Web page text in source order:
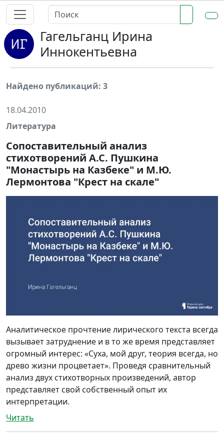
Гагельганц Ирина
Иннокентьевна
Найдено публикаций: 3
18.04.2010
Литература
Сопоставительный анализ
стихотворений А.С. Пушкина
"Монастырь на Казбеке" и М.Ю.
Лермонтова "Крест на скале"
Аналитическое прочтение лирического текста всегда
вызывает затруднение и в то же время представляет
огромный интерес: «Суха, мой друг, теория всегда, но
древо жизни процветает». Проведя сравнительный
анализ двух стихотворных произведений, автор
представляет свой собственный опыт их
интерпретации.
Читать